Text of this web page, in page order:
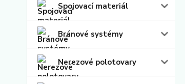
Spojovací materiál
Bránové systémy
Nerezové polotovary